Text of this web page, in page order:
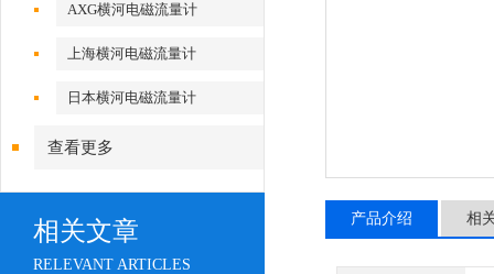
AXG横河电磁流量计
上海横河电磁流量计
日本横河电磁流量计
查看更多
相关文章
RELEVANT ARTICLES
产品介绍 相